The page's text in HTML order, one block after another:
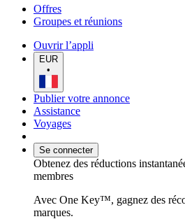
Offres
Groupes et réunions
Ouvrir l’appli
EUR
•
Publier votre annonce
Assistance
Voyages
Se connecter
Obtenez des réductions
membres
Avec One Key™, gagnez des
marques.